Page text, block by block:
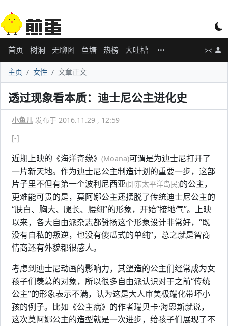
首页 树洞 无聊图 鱼塘 热榜 大吐槽
主页 女性 文章正文
透过现象看本质：迪士尼公主进化史
小鱼儿 发布于 2016.11.29 , 12:59
[-]
近期上映的《海洋奇缘》 (Moana)可谓是为迪士尼打开了
一片新天地。作为迪士尼公主制造计划的重要一步，这部
片子里不但有第一个波利尼西亚(即东太平洋岛民)的公主，
更难能可贵的是，莫阿娜公主还摆脱了传统迪士尼公主的
“肤白、胸大、腿长、腰细”的形象，开始“接地气”。上映
以来，各大自由派杂志都赞扬这个形象设计非常好，“既
没有自私的叛逆，也没有傻瓜式的单纯”，总之就是智商
情商还有外貌都很感人。
考虑到迪士尼动画的影响力，其塑造的公主们经常成为女
孩子们羡慕的对象，所以很多自由派认识对于之前“传统
公主”的形象表示不满，认为这是大人审美极端化带坏小
孩的例子。比如《公主病》的作者瑞贝卡·海恩斯就说，
这次莫阿娜公主的造型就是一次进步，给孩子们展现了不